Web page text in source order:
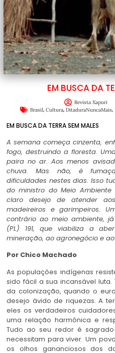
EM BUSCA DA
Revista Xapuri
Brasil, Cultura, DitaduraNuncaMais,
EM BUSCA DA TERRA SEM MALES
A semana começa cinzenta,
fogo, destruindo a floresta.
paira no ar. Aos menos
chuva. Mas não, é
dificuldades nestes dias. Isso
do ministro do Meio Ambiente
claro desejo de atender
madeireiros e garimpeiros.
contrário ao meio ambiente,
(PL) 191, que viabiliza a
mineração, ao agronegócio e
Por Chico Machado
As populações indígenas
sido fácil a sua incansável
da colonização, quando o
desejo ávido de riquezas. A
eles os verdadeiros
uma relação harmônica e
Tudo ao seu redor é
necessitam para viver. Um
os olhos gananciosos dos